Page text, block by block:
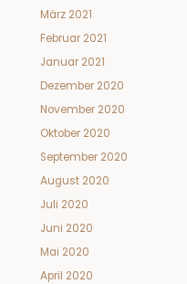
März 2021
Februar 2021
Januar 2021
Dezember 2020
November 2020
Oktober 2020
September 2020
August 2020
Juli 2020
Juni 2020
Mai 2020
April 2020